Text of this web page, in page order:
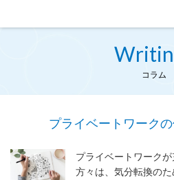
コラム
プライベートワークの
プライベートワーク
方々は、気分転換の